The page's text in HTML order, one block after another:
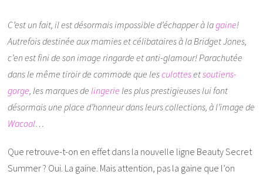
C’est un fait, il est désormais impossible d’échapper à lagaine!
Autrefois destinée aux mamies et célibataires à la Bridget Jones,
c’en est fini de son image ringarde et anti-glamour! Parachutée
dans le même tiroir de commode que lesculottesetsoutiens-
gorge, les marques delingerie les plus prestigieuses lui font
désormais une place d’honneur dans leurs collections, à l’image de
Wacoal…
Que retrouve-t-on en effet dans la nouvelle ligne Beauty Secret
Summer ? Oui. La gaine. Mais attention, pas la gaine que l’on